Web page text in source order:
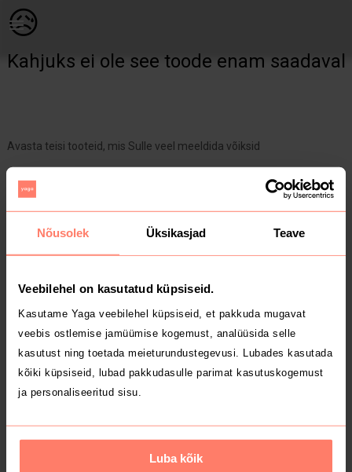
Nõusolek Üksikasjad Teave
Veebilehel on kasutatud küpsiseid.
Kasutame Yaga veebilehel küpsiseid, et pakkuda mugavat
veebis ostlemise jamüümise kogemust, analüüsida selle
kasutust ning toetada meieturundustegevusi. Lubades kasutada
kõiki küpsiseid, lubad pakkudasulle parimat kasutuskogemust
ja personaliseeritud sisu.
Luba kõik
😥
Kahjuks ei ole see toode enam saadaval
Avasta teisi tooteid, mis Sulle veel meeldida võiksid